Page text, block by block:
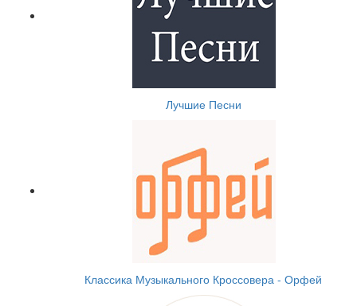
Лучшие Песни
Классика Музыкального Кроссовера - Орфей